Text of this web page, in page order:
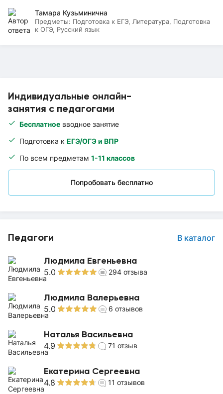
Индивидуальные онлайн-
занятия с педагогами
Бесплатное вводное занятие
Подготовка к ЕГЭ/ОГЭ и ВПР
По всем предметам 1-11 классов
Попробовать бесплатно
Педагоги В каталог
Людмила Евгеньевна
5.0 294 отзыва
Людмила Валерьевна
5.0 6 отзывов
Наталья Васильевна
4.9 71 отзыв
Екатерина Сергеевна
4.8 11 отзывов
Тамара Кузьминична
Предметы: Подготовка к ЕГЭ, Литература, Подготовка
к ОГЭ, Русский язык